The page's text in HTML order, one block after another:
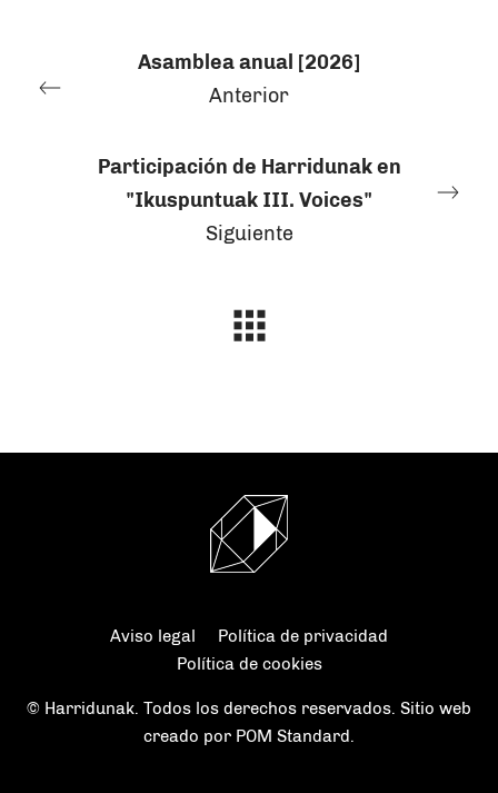
Asamblea anual [2026]
Anterior
Participación de Harridunak en
"Ikuspuntuak III. Voices"
Siguiente
Aviso legal
Política de privacidad
Política de cookies
© Harridunak. Todos los derechos reservados. Sitio web
creado por POM Standard.